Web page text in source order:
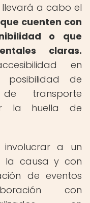
a cabo el
cuenten con
o que
claras.
en
de
transporte
la huella de
involucrar a un
la causa y con
de eventos
con